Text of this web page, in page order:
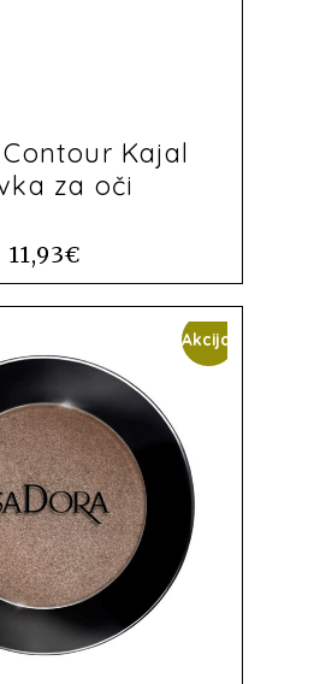
Kajal
za oči
11,93€
Akcija!